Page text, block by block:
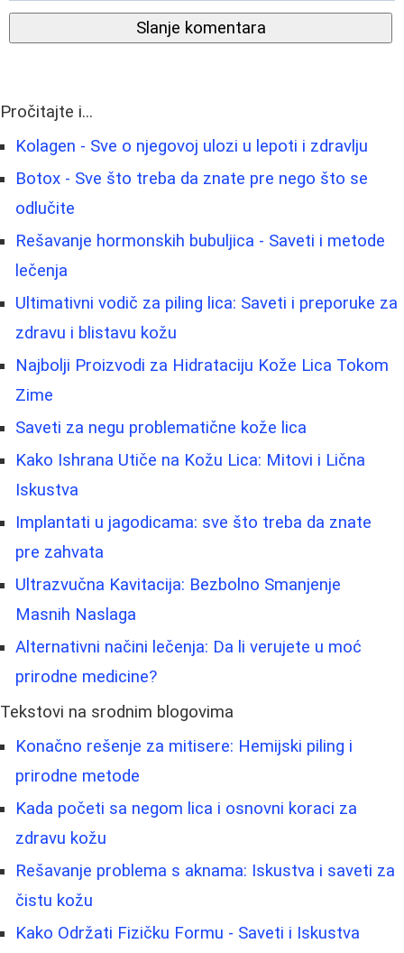
Slanje komentara
Pročitajte i...
Kolagen - Sve o njegovoj ulozi u lepoti i zdravlju
Botox - Sve što treba da znate pre nego što se
odlučite
Rešavanje hormonskih bubuljica - Saveti i metode
lečenja
Ultimativni vodič za piling lica: Saveti i preporuke za
zdravu i blistavu kožu
Najbolji Proizvodi za Hidrataciju Kože Lica Tokom
Zime
Saveti za negu problematične kože lica
Kako Ishrana Utiče na Kožu Lica: Mitovi i Lična
Iskustva
Implantati u jagodicama: sve što treba da znate
pre zahvata
Ultrazvučna Kavitacija: Bezbolno Smanjenje
Masnih Naslaga
Alternativni načini lečenja: Da li verujete u moć
prirodne medicine?
Tekstovi na srodnim blogovima
Konačno rešenje za mitisere: Hemijski piling i
prirodne metode
Kada početi sa negom lica i osnovni koraci za
zdravu kožu
Rešavanje problema s aknama: Iskustva i saveti za
čistu kožu
Kako Održati Fizičku Formu - Saveti i Iskustva